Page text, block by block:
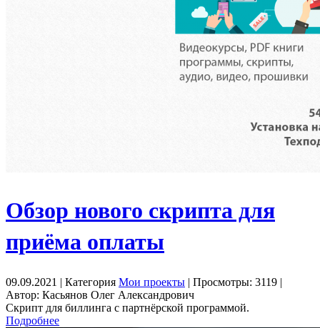
Обзор нового скрипта для
приёма оплаты
09.09.2021 | Категория Мои проекты | Просмотры: 3119 |
Автор: Касьянов Олег Александрович
Скрипт для биллинга с партнёрской программой.
Подробнее